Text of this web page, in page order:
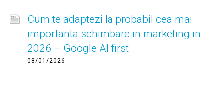
Cum te adaptezi la probabil cea mai
importanta schimbare in marketing in
2026 – Google AI first
08/01/2026